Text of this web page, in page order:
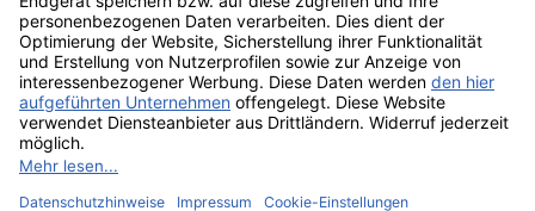
Zahlung & Versand
Impressum AGB